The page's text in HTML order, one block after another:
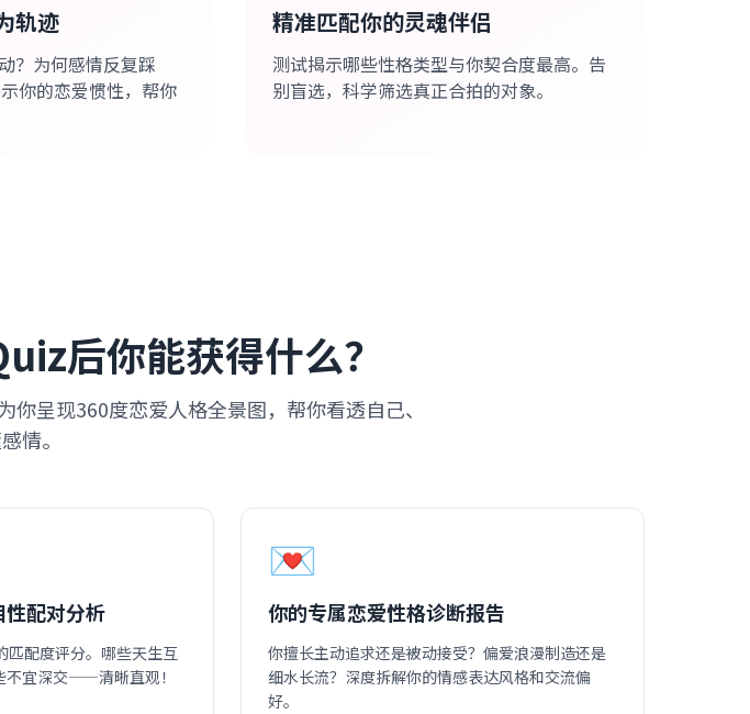
轨迹
？为何感情反复踩
你的恋爱惯性，帮你
精准匹配你的灵魂伴侣
测试揭示哪些性格类型与你契合度最高。告
别盲选，科学筛选真正合拍的对象。
后你能获得什么？
呈现360度恋爱人格全景图，帮你看透自己、
情。
配对分析
匹配度评分。哪些天生互
不宜深交——清晰直观！
💌
你的专属恋爱性格诊断报告
你擅长主动追求还是被动接受？偏爱浪漫制造还是
细水长流？深度拆解你的情感表达风格和交流偏
好。